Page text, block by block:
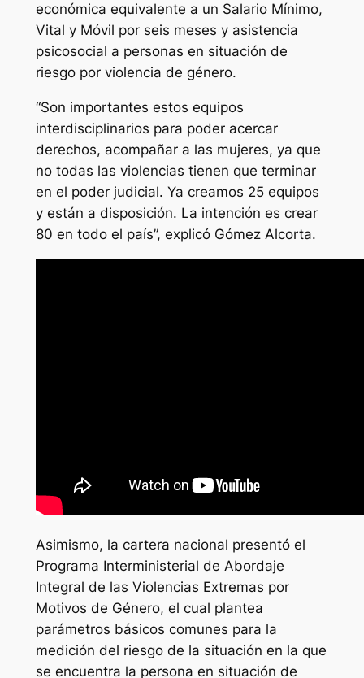
económica equivalente a un Salario Mínimo,
Vital y Móvil por seis meses y asistencia
psicosocial a personas en situación de
riesgo por violencia de género.
“Son importantes estos equipos
interdisciplinarios para poder acercar
derechos, acompañar a las mujeres, ya que
no todas las violencias tienen que terminar
en el poder judicial. Ya creamos 25 equipos
y están a disposición. La intención es crear
80 en todo el país”, explicó Gómez Alcorta.
Asimismo, la cartera nacional presentó el
Programa Interministerial de Abordaje
Integral de las Violencias Extremas por
Motivos de Género, el cual plantea
parámetros básicos comunes para la
medición del riesgo de la situación en la que
se encuentra la persona en situación de